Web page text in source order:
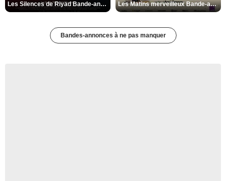
Les Silences de Riyad Bande-annonce VO STFR Les Matins merveilleux Bande-annonce VF
Bandes-annonces à ne pas manquer